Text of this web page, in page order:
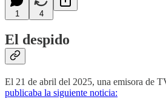
1 4
El despido
El 21 de abril del 2025, una emisora de
publicaba la siguiente noticia: